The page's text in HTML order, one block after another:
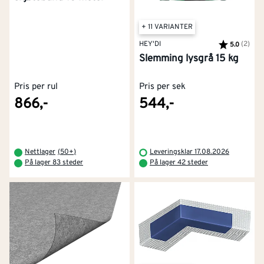
Ulike typer membran
Hos Montér finner du to hovedtyper av membran til
Smøremembran (flytende membran)
maling, med rull eller pensel.
Fordeler ved smøremembran
og svært fleksibel ved overganger og
gjennomføringer.
Passer til: Alle våtrom
Pris per rul
866,-
Nettlager (50+)
På lager 83 steder
+ 11 VARIANTER
HEY'DI
Karakter:
5.0 (2)
Slemming lysgrå 15 kg
Pris per sek
544,-
Leveringsklar 17.08.2026
På lager 42 steder